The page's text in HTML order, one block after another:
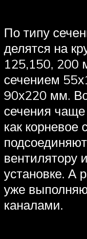
По типу
делятся на
125,150, 200
сечением
90х220 мм.
сечения чаще
как корневое
вентилятору
установке. А
уже
каналами.